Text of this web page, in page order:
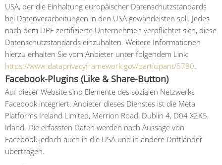
USA, der die Einhaltung europäischer Datenschutzstandards
bei Datenverarbeitungen in den USA gewährleisten soll. Jedes
nach dem DPF zertifizierte Unternehmen verpflichtet sich, diese
Datenschutzstandards einzuhalten. Weitere Informationen
hierzu erhalten Sie vom Anbieter unter folgendem Link:
https://www.dataprivacyframework.gov/participant/5780.
Facebook-Plugins (Like & Share-Button)
Auf dieser Website sind Elemente des sozialen Netzwerks
Facebook integriert. Anbieter dieses Dienstes ist die Meta
Platforms Ireland Limited, Merrion Road, Dublin 4, D04 X2K5,
Irland. Die erfassten Daten werden nach Aussage von
Facebook jedoch auch in die USA und in andere Drittländer
übertragen.